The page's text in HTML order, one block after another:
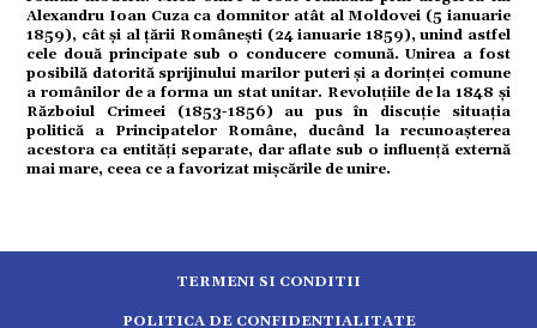
Alexandru Ioan Cuza ca domnitor atât al Moldovei (5 ianuarie
1859), cât și al țării Românești (24 ianuarie 1859), unind astfel
cele două principate sub o conducere comună. Unirea a fost
posibilă datorită sprijinului marilor puteri și a dorinței comune
a românilor de a forma un stat unitar. Revoluțiile de la 1848 și
Războiul Crimeei (1853-1856) au pus în discuție situația
politică a Principatelor Române, ducând la recunoașterea
acestora ca entități separate, dar aflate sub o influență externă
mai mare, ceea ce a favorizat mișcările de unire.
TERMENI SI CONDITII
POLITICA DE CONFIDENTIALITATE